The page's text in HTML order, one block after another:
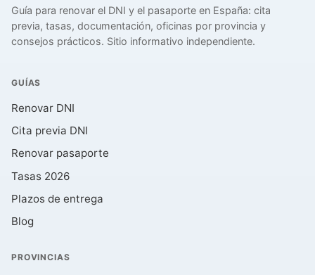
Guía para renovar el DNI y el pasaporte en España: cita
previa, tasas, documentación, oficinas por provincia y
consejos prácticos. Sitio informativo independiente.
GUÍAS
Renovar DNI
Cita previa DNI
Renovar pasaporte
Tasas 2026
Plazos de entrega
Blog
PROVINCIAS